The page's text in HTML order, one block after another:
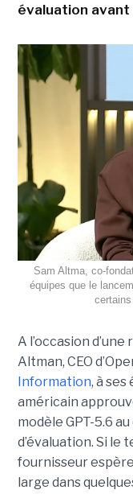
évaluation
Sam Altma, co-
équipes que le
A l’occasion
Altman, CEO
Information, à
américain
modèle GPT-5.6
d’évaluation. Si le
fournisseur
large dans